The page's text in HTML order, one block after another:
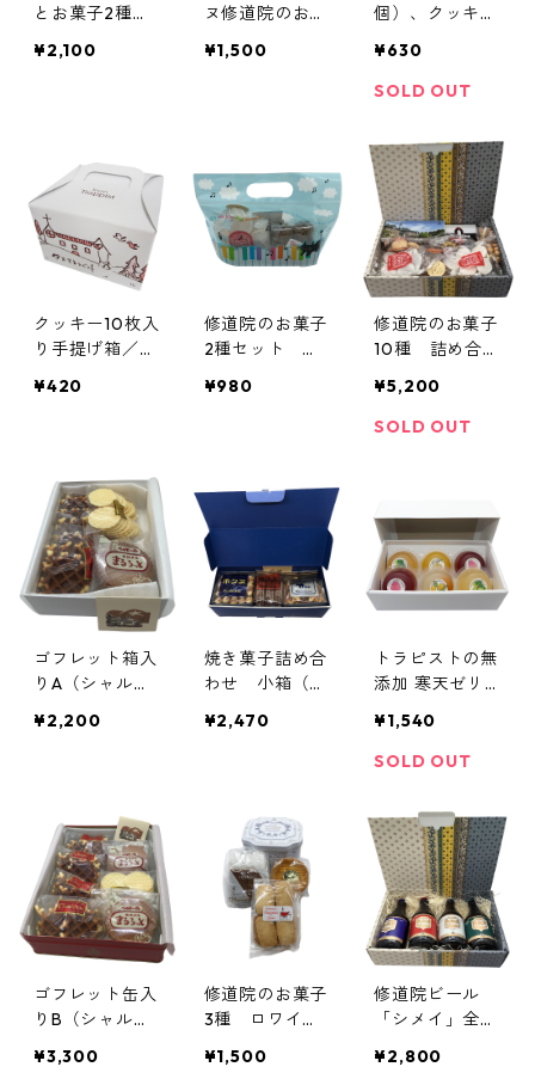
とお菓子2種詰
／シメイレッ
¥2,100
ヌ修道院のお菓
ヤルボックス
¥1,500
個）、クッキー
小箱／伊万里ト
ラピスチヌ修道
¥630
SOLD OUT
クッキー10枚入
り手提げ箱／伊
ヌ修道院
¥420
修道院のお菓子
2種セット く
ポルボロン、ク
¥980
修道院のお菓子
10種 詰め合わ
O-GM02）
¥5,200
SOLD OUT
ゴフレット箱入
りA（シャルロ
と、ちーずごふ
¥2,200
焼き菓子詰め合
わせ 小箱（ド
ト、ボンヌ、ニ
¥2,470
トラピストの無
添加 寒天ゼリ
梅、紫蘇、金
柑） 箱入り／
チヌ修道院
¥1,540
SOLD OUT
ゴフレット缶入
りB（シャルロ
¥3,300
修道院のお菓子
3種 ロワイヤ
¥1,500
修道院ビール
「シメイ」全4
¥2,800